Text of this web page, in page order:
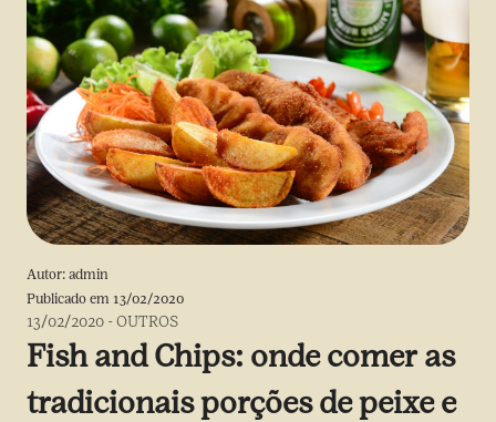
Autor: admin
Publicado em 13/02/2020
13/02/2020 -OUTROS
Fish and Chips: onde comer as
tradicionais porções de peixe e